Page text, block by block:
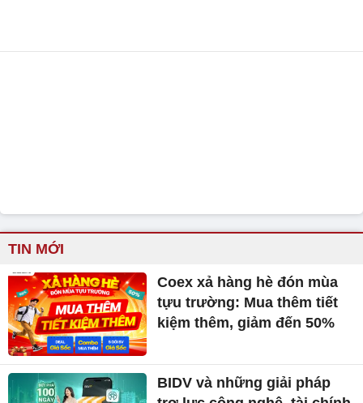
TIN MỚI
Coex xả hàng hè đón mùa
tựu trường: Mua thêm tiết
kiệm thêm, giảm đến 50%
BIDV và những giải pháp